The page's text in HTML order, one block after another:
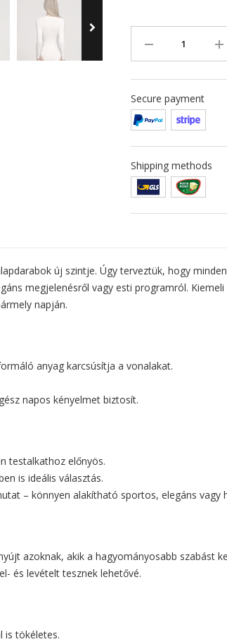
Secure payment
Shipping methods
új szintje. Úgy terveztük, hogy
megjelenésről vagy esti programról.
napján.
anyag karcsúsítja a vonalakat.
napos kényelmet biztosít.
testalkathoz előnyös.
is ideális választás.
– könnyen alakítható sportos, elegáns vagy
azoknak, akik a hagyományosabb szabást
és levételt tesznek lehetővé.
is tökéletes.